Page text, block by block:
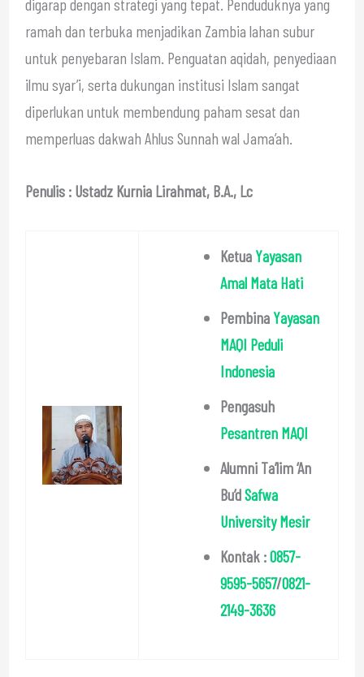
ramah dan terbuka menjadikan Zambia lahan subur
untuk penyebaran Islam. Penguatan aqidah, penyediaan
ilmu syar’i, serta dukungan institusi Islam sangat
diperlukan untuk membendung paham sesat dan
memperluas dakwah Ahlus Sunnah wal Jama’ah.
Penulis : Ustadz Kurnia Lirahmat, B.A., Lc
Ketua Yayasan
Amal Mata Hati
Pembina Yayasan
MAQI Peduli
Indonesia
Pengasuh
Pesantren MAQI
Alumni Ta’lim ‘An
Bu’dSafwa
University Mesir
Kontak :0857-
9595-5657/0821-
2149-3636